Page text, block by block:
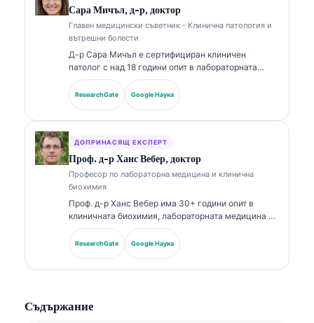
и лабораторна диагностика по теми от
лабораторната медицина.
Сара Мичъл, д-р, доктор
Главен медицински съветник - Клинична патология и
вътрешни болести
Д-р Сара Мичъл е сертифициран клиничен
патолог с над 18 години опит в лабораторната
медицина и диагностичния анализ. Тя притежава
специализирани сертификати по клинична химия и
е публикувала обширно относно панели с
ResearchGate Google Наука
ДОПРИНАСЯЩ ЕКСПЕРТ
Проф. д-р Ханс Вебер, доктор
Професор по лабораторна медицина и клинична
биохимия
Проф. д-р Ханс Вебер има 30+ години опит в
клиничната биохимия, лабораторната медицина и
изследванията на биомаркери. Бивш президент на
Германското дружество по клинична химия, той
се специализира в анализ на диагностични
ResearchGate Google Наука
Съдържание